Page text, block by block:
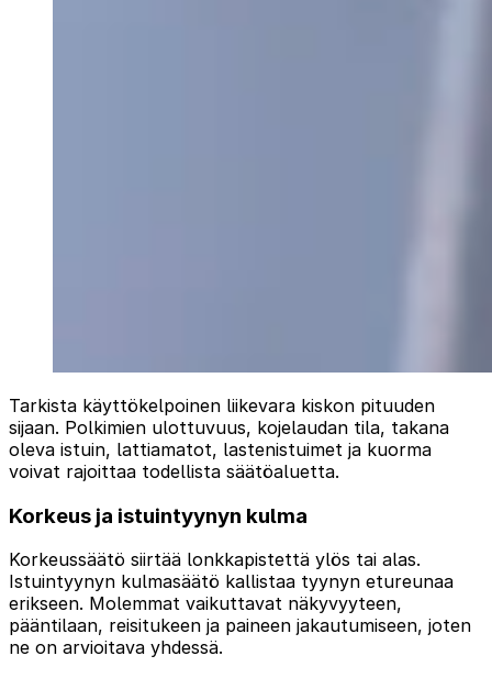
Tarkista käyttökelpoinen liikevara kiskon pituuden
sijaan. Polkimien ulottuvuus, kojelaudan tila, takana
oleva istuin, lattiamatot, lastenistuimet ja kuorma
voivat rajoittaa todellista säätöaluetta.
Korkeus ja istuintyynyn kulma
Korkeussäätö siirtää lonkkapistettä ylös tai alas.
Istuintyynyn kulmasäätö kallistaa tyynyn etureunaa
erikseen. Molemmat vaikuttavat näkyvyyteen,
pääntilaan, reisitukeen ja paineen jakautumiseen, joten
ne on arvioitava yhdessä.